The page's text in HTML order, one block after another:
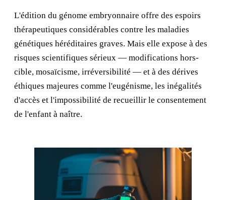
L'édition du génome embryonnaire offre des espoirs
thérapeutiques considérables contre les maladies
génétiques héréditaires graves. Mais elle expose à des
risques scientifiques sérieux — modifications hors-
cible, mosaïcisme, irréversibilité — et à des dérives
éthiques majeures comme l'eugénisme, les inégalités
d'accès et l'impossibilité de recueillir le consentement
de l'enfant à naître.